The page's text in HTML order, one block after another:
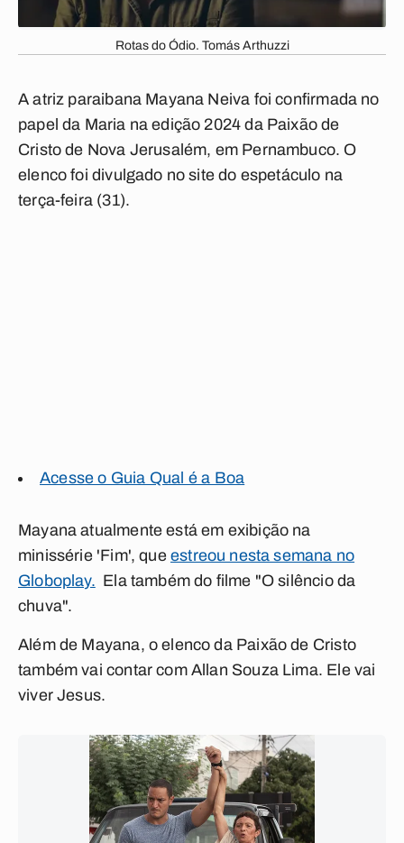
Rotas do Ódio. Tomás Arthuzzi
A atriz paraibana Mayana Neiva foi confirmada no
papel da Maria na edição 2024 da Paixão de
Cristo de Nova Jerusalém, em Pernambuco. O
elenco foi divulgado no site do espetáculo na
terça-feira (31).
Acesse o Guia Qual é a Boa
Mayana atualmente está em exibição na
minissérie 'Fim', que estreou nesta semana no
Globoplay. Ela também do filme "O silêncio da
chuva".
Além de Mayana, o elenco da Paixão de Cristo
também vai contar com Allan Souza Lima. Ele vai
viver Jesus.